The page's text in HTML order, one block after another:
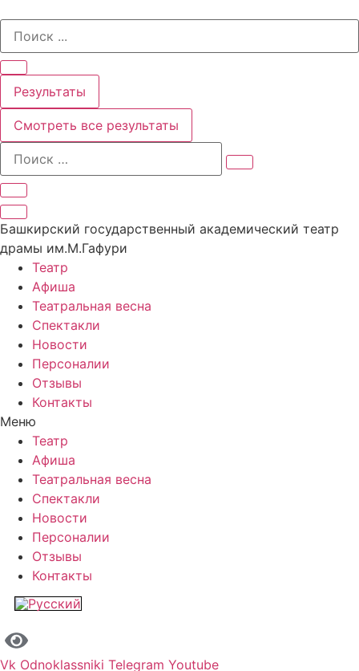
содержимому
Search
Результаты
Смотреть все результаты
Башкирский государственный академический театр
драмы им.М.Гафури
Театр
Афиша
Театральная весна
Спектакли
Новости
Персоналии
Отзывы
Контакты
Меню
Театр
Афиша
Театральная весна
Спектакли
Новости
Персоналии
Отзывы
Контакты
Vk Odnoklassniki Telegram Youtube